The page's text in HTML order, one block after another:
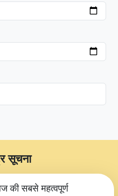
की सबसे महत्वपूर्ण
सूचना